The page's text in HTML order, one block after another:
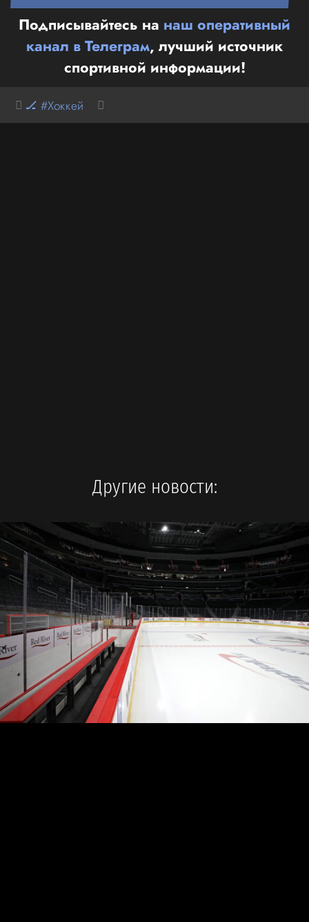
Подписывайтесь на наш оперативный
канал в Телеграм, лучший источник
спортивной информации!
🏒 #Хоккей
Другие новости: